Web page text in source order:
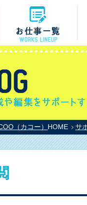
（カコー） HOME サ